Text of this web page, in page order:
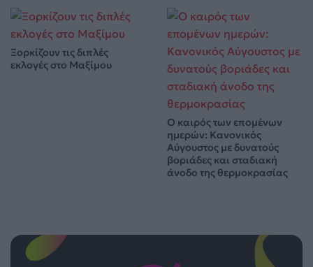
Ξορκίζουν τις διπλές
εκλογές στο Μαξίμου
Ο καιρός των επομένων
ημερών: Κανονικός
Αύγουστος με δυνατούς
βοριάδες και σταδιακή
άνοδο της θερμοκρασίας